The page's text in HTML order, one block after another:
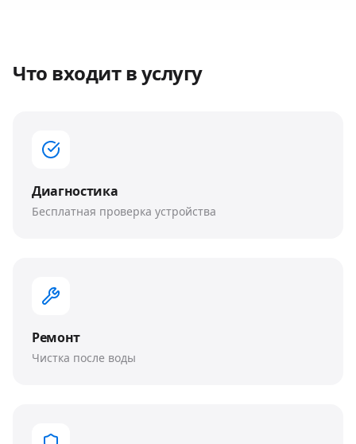
Что входит в услугу
Диагностика
Бесплатная проверка устройства
Ремонт
Чистка после воды